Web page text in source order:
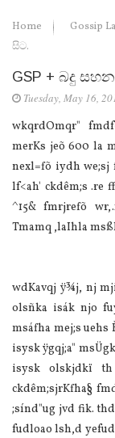
Home Gossip
සිට.
GSP + බදු
Tuesday, May 16,
wkqrdOmqr"
merKs jeõ 600 la
nexl=fõ iydh we;sj
lf<ah' ckdêm;s .re
^15& fmrjrefõ
Tmamq ,laIhla
wdKavqj ÿ¾j, nj
olsñka isák njo
msáfha mej;s uehs
isysk ÿgqj;a"
isysk olskjdkï
ckdêm;sjrKfha§
;sínd"ug jvd fik.
fudloao lsh,d